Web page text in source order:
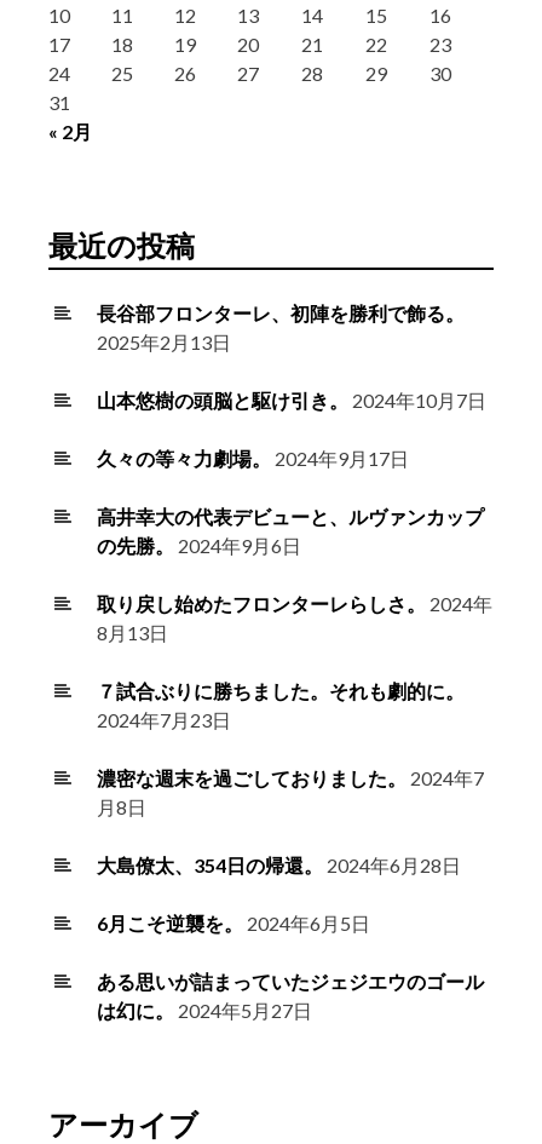
« 2月
10
11 12 13 14 15
16
17
18 19 20 21 22
23
24
25 26 27 28 29
30
31
最近の投稿
長谷部フロンターレ、初陣を勝利で飾る。
2025年2月13日
山本悠樹の頭脳と駆け引き。 2024年10月7日
久々の等々力劇場。 2024年9月17日
高井幸大の代表デビューと、ルヴァンカップ
の先勝。
2024年9月6日
取り戻し始めたフロンターレらしさ。
2024年
8月13日
７試合ぶりに勝ちました。それも劇的に。
2024年7月23日
濃密な週末を過ごしておりました。
2024年7
月8日
大島僚太、354日の帰還。 2024年6月28日
6月こそ逆襲を。 2024年6月5日
ある思いが詰まっていたジェジエウのゴール
は幻に。
2024年5月27日
アーカイブ